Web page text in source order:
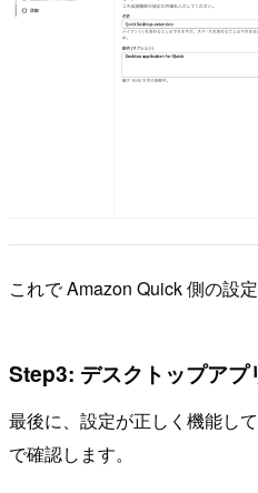
これで Amazon Quick 側の設定
Step3: デスクトップアプ
最後に、設定が正しく機能し
で確認します。